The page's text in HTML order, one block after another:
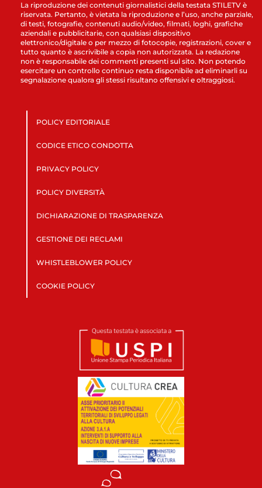
La riproduzione dei contenuti giornalistici della testata STILETV è
riservata. Pertanto, è vietata la riproduzione e l’uso, anche parziale,
di testi, fotografie, contenuti audio/video, filmati, loghi, grafiche
aziendali e pubblicitarie, con qualsiasi dispositivo
elettronico/digitale o per mezzo di fotocopie, registrazioni, cover e
tutto quanto è ascrivibile a copia non autorizzata. La redazione
non è responsabile dei commenti presenti sul sito. Non potendo
esercitare un controllo continuo resta disponibile ad eliminarli su
segnalazione qualora gli stessi risultano offensivi e oltraggiosi.
POLICY EDITORIALE
CODICE ETICO CONDOTTA
PRIVACY POLICY
POLICY DIVERSITÀ
DICHIARAZIONE DI TRASPARENZA
GESTIONE DEI RECLAMI
WHISTLEBLOWER POLICY
COOKIE POLICY